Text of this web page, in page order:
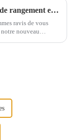
Panier de rangement en mélange de coton et de feutre
ravis de vous
nouveau